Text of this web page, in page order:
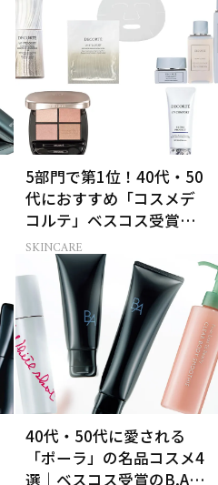
5部門で第1位！40代・50
代におすすめ「コスメデ
コルテ」ベスコス受賞名
品7選
SKINCARE
40代・50代に愛される
「ポーラ」の名品コスメ4
選｜ベスコス受賞のB.A・